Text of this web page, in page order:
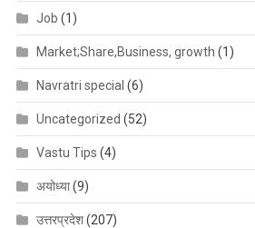
Job (1)
Market;Share,Business, growth (1)
Navratri special (6)
Uncategorized (52)
Vastu Tips (4)
अयोध्या(9)
उत्तरप्रदेश(207)